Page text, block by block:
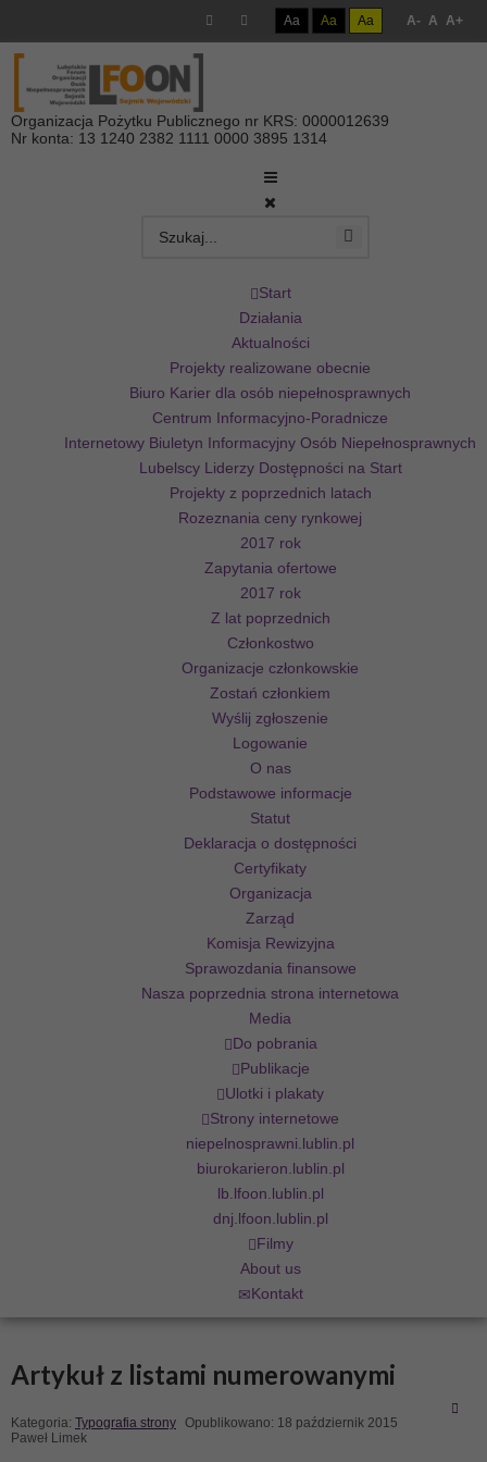
Aa Aa Aa A- A A+
Organizacja Pożytku Publicznego nr KRS: 0000012639
Nr konta: 13 1240 2382 1111 0000 3895 1314
Start
Działania
Aktualności
Projekty realizowane obecnie
Biuro Karier dla osób niepełnosprawnych
Centrum Informacyjno-Poradnicze
Internetowy Biuletyn Informacyjny Osób Niepełnosprawnych
Lubelscy Liderzy Dostępności na Start
Projekty z poprzednich latach
Rozeznania ceny rynkowej
2017 rok
Zapytania ofertowe
2017 rok
Z lat poprzednich
Członkostwo
Organizacje członkowskie
Zostań członkiem
Wyślij zgłoszenie
Logowanie
O nas
Podstawowe informacje
Statut
Deklaracja o dostępności
Certyfikaty
Organizacja
Zarząd
Komisja Rewizyjna
Sprawozdania finansowe
Nasza poprzednia strona internetowa
Media
Do pobrania
Publikacje
Ulotki i plakaty
Strony internetowe
niepelnosprawni.lublin.pl
biurokarieron.lublin.pl
lb.lfoon.lublin.pl
dnj.lfoon.lublin.pl
Filmy
About us
Kontakt
Artykuł z listami numerowanymi
Kategoria: Typografia strony Opublikowano: 18 październik 2015
Paweł Limek